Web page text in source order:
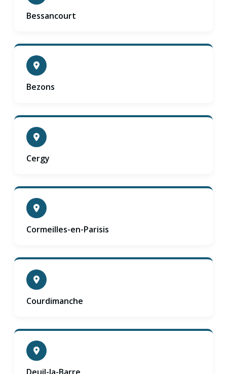
Bessancourt
Bezons
Cergy
Cormeilles-en-Parisis
Courdimanche